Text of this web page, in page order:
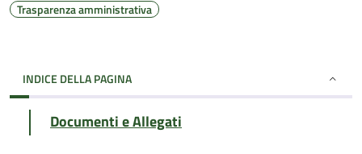
Trasparenza amministrativa
INDICE DELLA PAGINA
Documenti e Allegati